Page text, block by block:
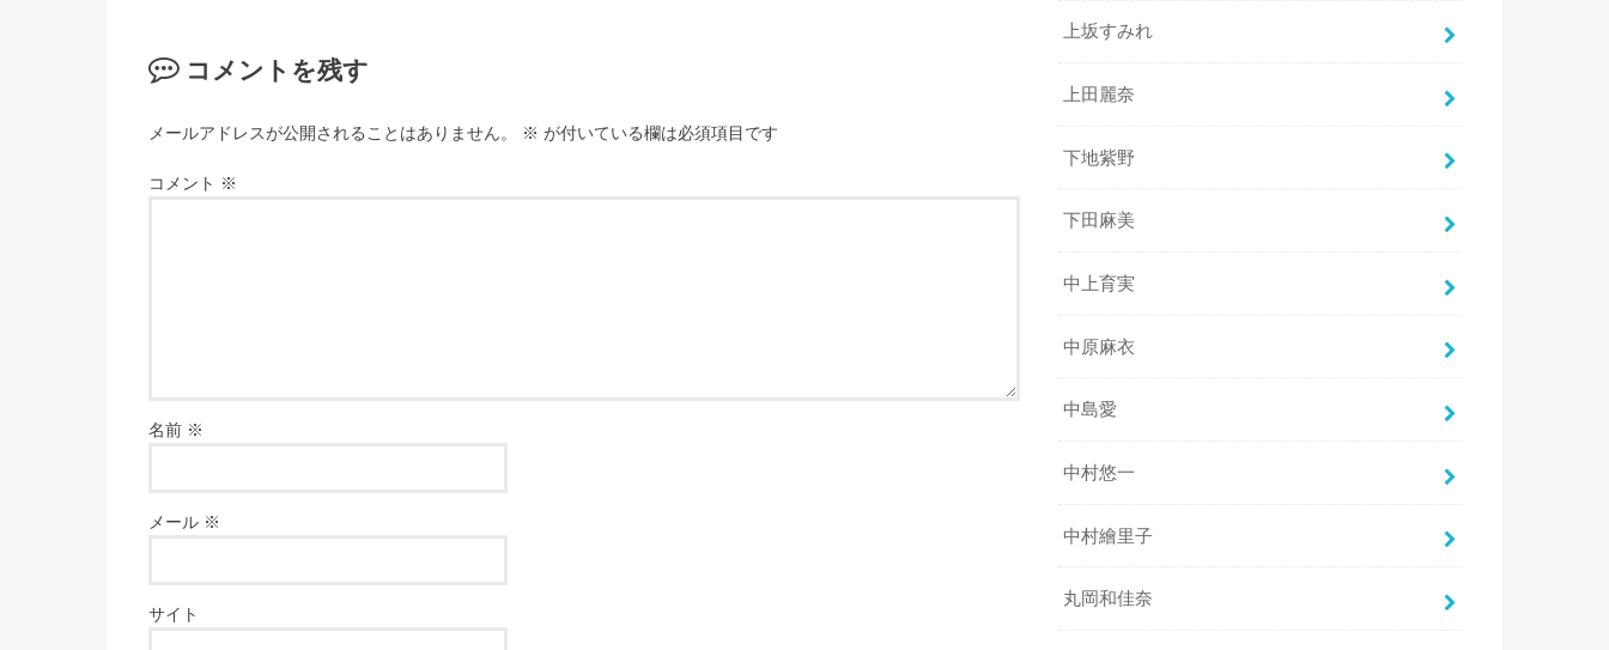
コメントを残す
メールアドレスが公開されることはありません。 ※ が付いている欄は必須項目です
コメント ※
名前 ※
メール ※
サイト
上坂すみれ
上田麗奈
下地紫野
下田麻美
中上育実
中原麻衣
中島愛
中村悠一
中村繪里子
丸岡和佳奈